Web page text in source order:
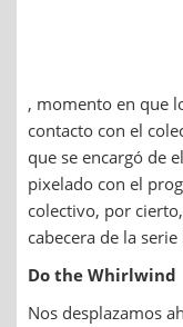
, momento en que
contacto con el
que se encargó de
pixelado con el
colectivo, por
cabecera de la
Do the Whirlwind
Nos desplazamos